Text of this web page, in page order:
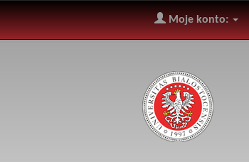
Moje konto: